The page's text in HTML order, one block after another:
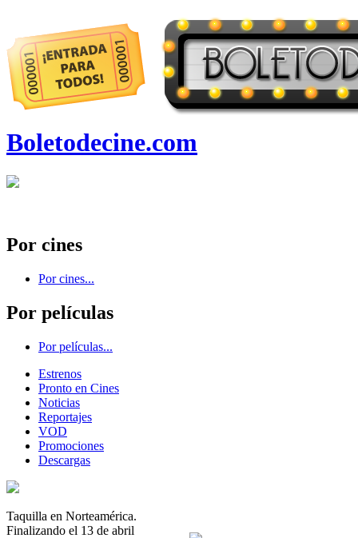
Boletodecine.com
Por cines
Por cines...
Por películas
Por películas...
Estrenos
Pronto en Cines
Noticias
Reportajes
VOD
Promociones
Descargas
Taquilla en Norteamérica.
Finalizando el 13 de abril